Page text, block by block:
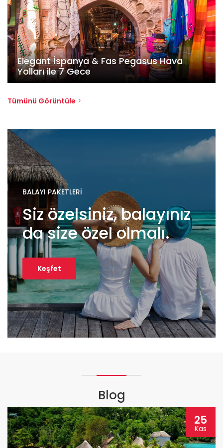
Elegant İspanya & Fas Pegasus Hava
Yolları ile 7 Gece
Tümünü Görüntüle
BALAYI PAKETLERİ
Siz özelsiniz, balayınız
da size özel olmalı.
Keşfet
Blog
25
Kas